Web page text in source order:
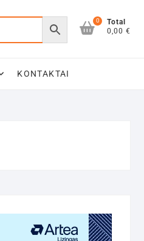
0
Total
0,00 €
KONTAKTAI